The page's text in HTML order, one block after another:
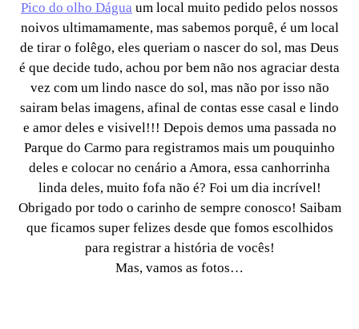
Pico do olho Dágua um local muito pedido pelos nossos
noivos ultimamamente, mas sabemos porquê, é um local
de tirar o folêgo, eles queriam o nascer do sol, mas Deus
é que decide tudo, achou por bem não nos agraciar desta
vez com um lindo nasce do sol, mas não por isso não
sairam belas imagens, afinal de contas esse casal e lindo
e amor deles e visivel!!! Depois demos uma passada no
Parque do Carmo para registramos mais um pouquinho
deles e colocar no cenário a Amora, essa canhorrinha
linda deles, muito fofa não é? Foi um dia incrível!
Obrigado por todo o carinho de sempre conosco! Saibam
que ficamos super felizes desde que fomos escolhidos
para registrar a história de vocês!
Mas, vamos as fotos…